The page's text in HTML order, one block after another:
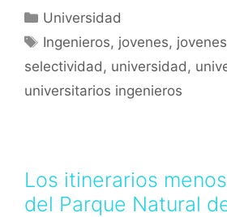
Universidad
Ingenieros, jovenes,
selectividad , universidad ,
universitarios ingenieros
Los itinerarios
del Parque Natural